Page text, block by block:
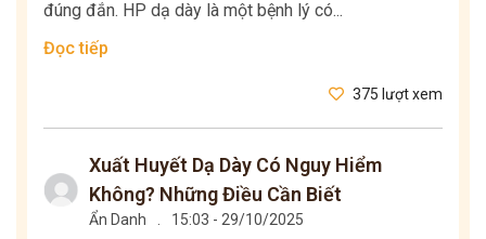
đúng đắn. HP dạ dày là một bệnh lý có...
Đọc tiếp
375 lượt xem
Xuất Huyết Dạ Dày Có Nguy Hiểm
Không? Những Điều Cần Biết
Ẩn Danh 15:03 - 29/10/2025